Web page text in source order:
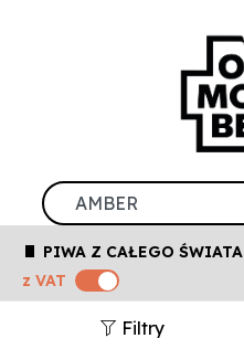
PIWA Z CAŁEGO ŚWIATA
z VAT
Filtry